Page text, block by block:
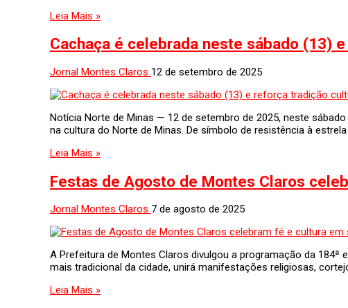
Leia Mais »
Cachaça é celebrada neste sábado (13)
Jornal Montes Claros 12 de setembro de 2025
Notícia Norte de Minas — 12 de setembro de 2025, neste
na cultura do Norte de Minas. De símbolo de resistência à
Leia Mais »
Festas de Agosto de Montes Claros
Jornal Montes Claros 7 de agosto de 2025
A Prefeitura de Montes Claros divulgou a programação da
mais tradicional da cidade, unirá manifestações religiosas,
Leia Mais »